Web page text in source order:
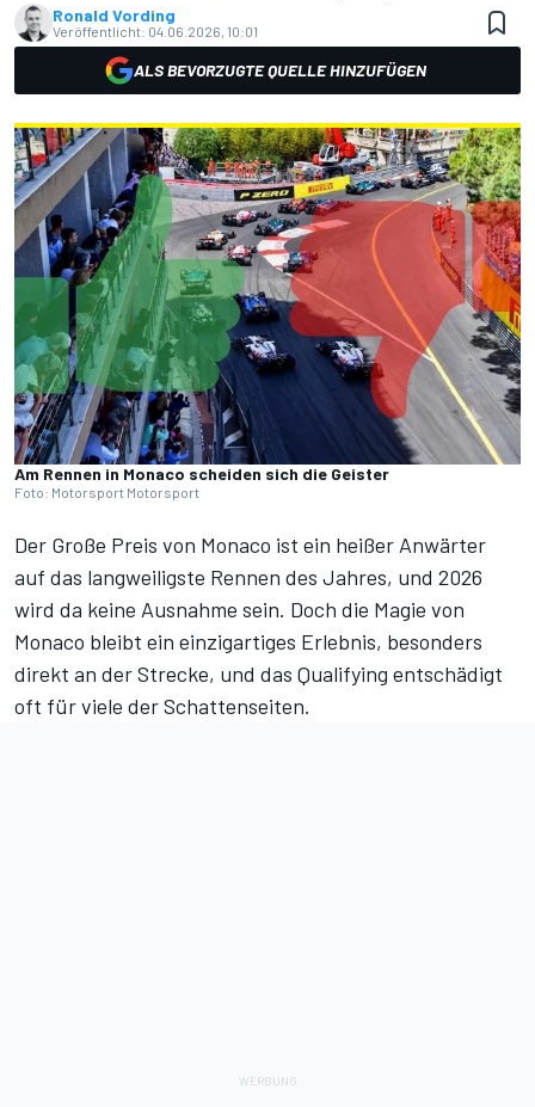
Ronald Vording
Veröffentlicht: 04.06.2026, 10:01
ALS BEVORZUGTE QUELLE HINZUFÜGEN
Am Rennen in Monaco scheiden sich die Geister
Foto: Motorsport Motorsport
Der Große Preis von Monaco ist ein heißer Anwärter
auf das langweiligste Rennen des Jahres, und 2026
wird da keine Ausnahme sein. Doch die Magie von
Monaco bleibt ein einzigartiges Erlebnis, besonders
direkt an der Strecke, und das Qualifying entschädigt
oft für viele der Schattenseiten.